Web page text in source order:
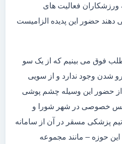
فعالیت های
دهند حضور این پدیده الزامیست
فوق می بینیم که از یک سو
شدن وجود ندارد و از سویی
از حضور این وسیله چشم پوشی
خصوصی در شهر شورا و
تیم پزشکی مسقر در آن از سامانه
حوزه – مانند مجموعه